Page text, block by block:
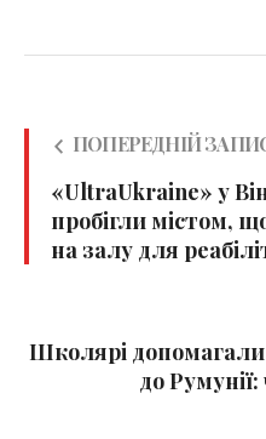
ПОПЕРЕДНІЙ
«UltraUkraine» у
пробігли містом,
на залу для
Школярі
до